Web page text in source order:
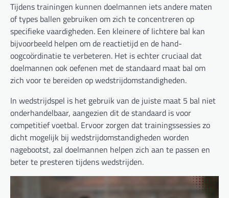
Tijdens trainingen kunnen doelmannen iets andere maten
of types ballen gebruiken om zich te concentreren op
specifieke vaardigheden. Een kleinere of lichtere bal kan
bijvoorbeeld helpen om de reactietijd en de hand-
oogcoördinatie te verbeteren. Het is echter cruciaal dat
doelmannen ook oefenen met de standaard maat bal om
zich voor te bereiden op wedstrijdomstandigheden.
In wedstrijdspel is het gebruik van de juiste maat 5 bal niet
onderhandelbaar, aangezien dit de standaard is voor
competitief voetbal. Ervoor zorgen dat trainingssessies zo
dicht mogelijk bij wedstrijdomstandigheden worden
nagebootst, zal doelmannen helpen zich aan te passen en
beter te presteren tijdens wedstrijden.